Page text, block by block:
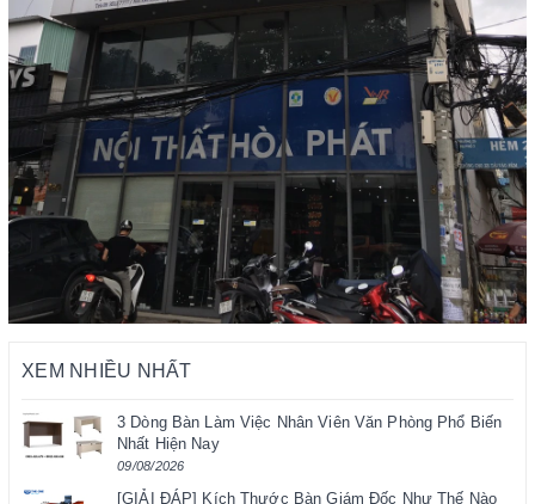
XEM NHIỀU NHẤT
3 Dòng Bàn Làm Việc Nhân Viên Văn Phòng Phổ Biến
Nhất Hiện Nay
09/08/2026
[GIẢI ĐÁP] Kích Thước Bàn Giám Đốc Như Thế Nào